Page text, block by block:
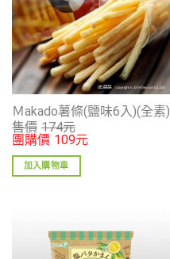
Ｍakado薯條(鹽味6入)(全素)
售價 174元
團購價 109元
加入購物車